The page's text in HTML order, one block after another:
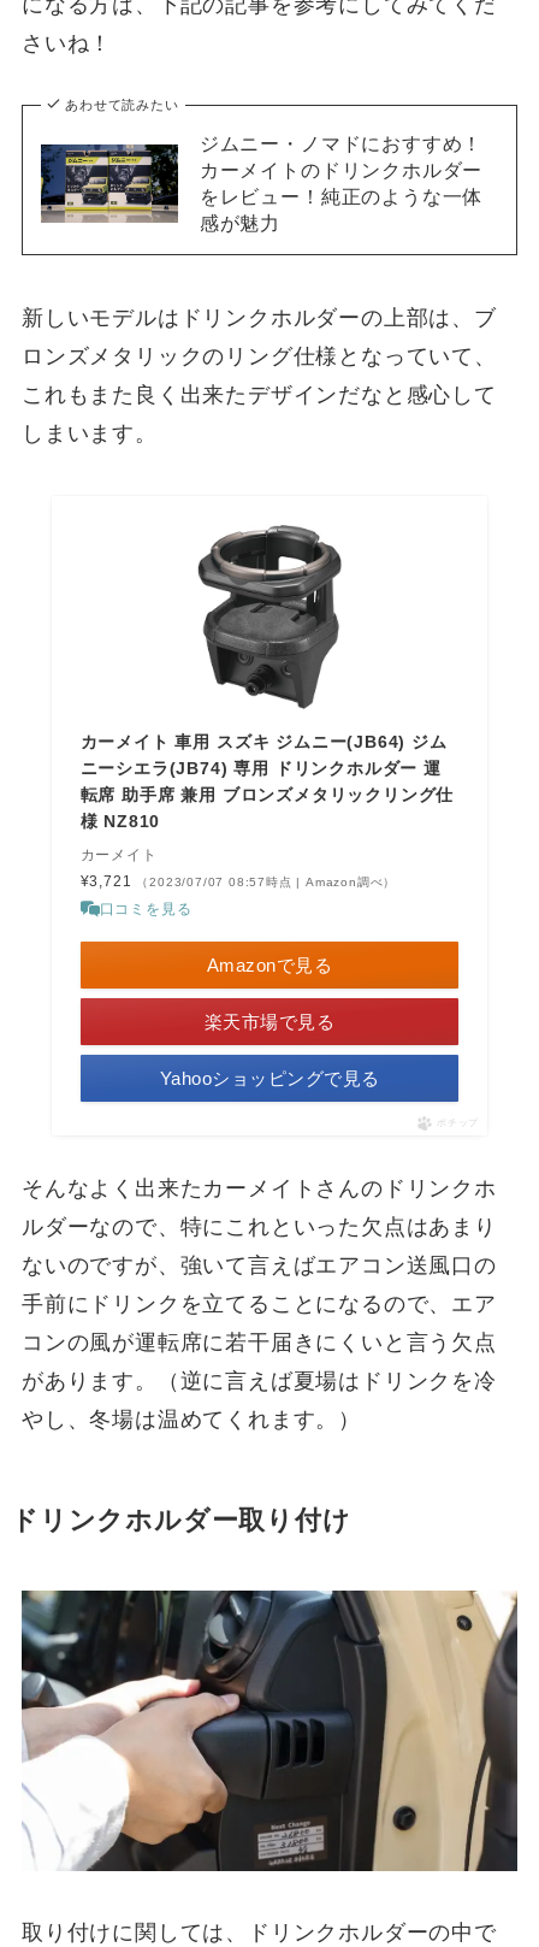
さいね！
あわせて読みたい
ジムニー・ノマドにおすすめ！
カーメイトのドリンクホルダー
をレビュー！純正のような一体
感が魅力
新しいモデルはドリンクホルダーの上部は、ブ
ロンズメタリックのリング仕様となっていて、
これもまた良く出来たデザインだなと感心して
しまいます。
カーメイト 車用 スズキ ジムニー(JB64) ジム
ニーシエラ(JB74) 専用 ドリンクホルダー 運
転席 助手席 兼用 ブロンズメタリックリング仕
様 NZ810
カーメイト
¥3,721
（2023/07/07 08:57時点 | Amazon調べ）
口コミを見る
Amazonで見る
楽天市場で見る
Yahooショッピングで見る
ポチップ
そんなよく出来たカーメイトさんのドリンクホ
ルダーなので、特にこれといった欠点はあまり
ないのですが、強いて言えばエアコン送風口の
手前にドリンクを立てることになるので、エア
コンの風が運転席に若干届きにくいと言う欠点
があります。（逆に言えば夏場はドリンクを冷
やし、冬場は温めてくれます。）
ドリンクホルダー取り付け
取り付けに関しては、ドリンクホルダーの中で